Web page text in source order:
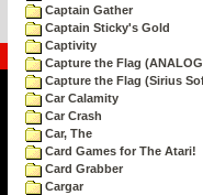
Captain Gather
Captain Sticky's Gold
Captivity
Capture the Flag
Capture the Flag (Sirius
Car Calamity
Car Crash
Car, The
Card Games for The Atari!
Card Grabber
Cargar